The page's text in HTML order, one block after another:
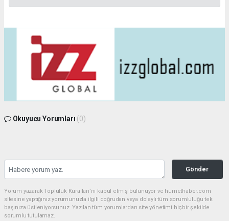
Okuyucu Yorumları (0)
Gönder
Yorum yazarak Topluluk Kuralları’nı kabul etmiş bulunuyor ve hurnethaber.com
sitesine yaptığınız yorumunuzla ilgili doğrudan veya dolaylı tüm sorumluluğu tek
başınıza üstleniyorsunuz. Yazılan tüm yorumlardan site yönetimi hiçbir şekilde
sorumlu tutulamaz.